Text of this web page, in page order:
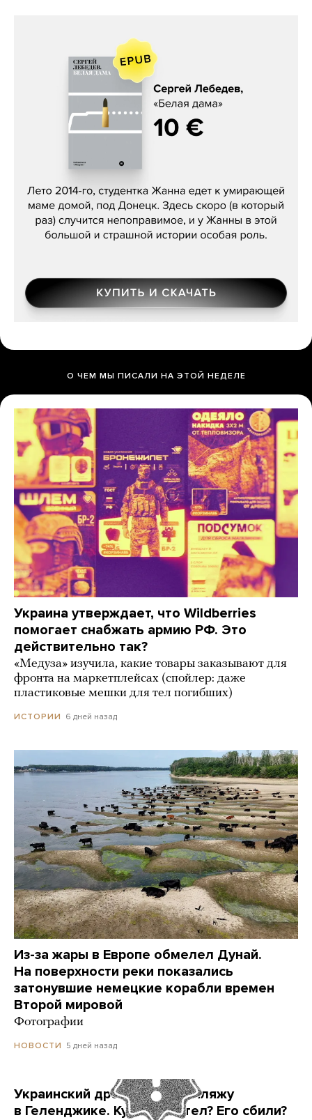
Сергей Лебедев, «Белая дама»
О ЧЕМ МЫ ПИСАЛИ НА ЭТОЙ НЕДЕЛЕ
Украина утверждает, что Wildberries
помогает снабжать армию РФ. Это
действительно так?
«Медуза» изучила, какие товары заказывают для
фронта на маркетплейсах (спойлер: даже
пластиковые мешки для тел погибших)
ИСТОРИИ 6 дней назад
Из-за жары в Европе обмелел Дунай.
На поверхности реки показались
затонувшие немецкие корабли времен
Второй мировой
Фотографии
НОВОСТИ 5 дней назад
Украинский дрон попал по пляжу
в Геленджике. Куда он летел? Его сбили?